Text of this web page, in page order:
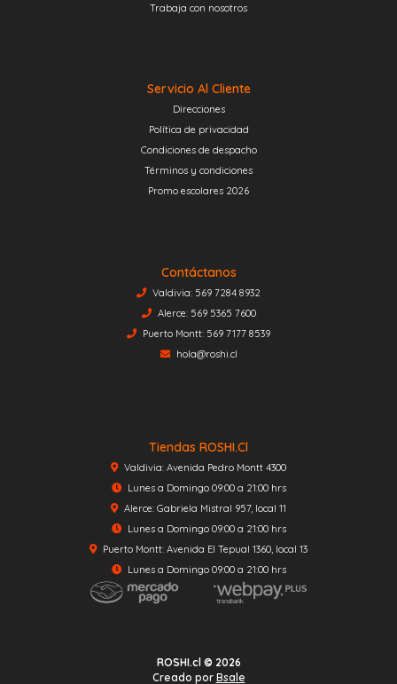
Trabaja con nosotros
Servicio Al Cliente
Direcciones
Política de privacidad
Condiciones de despacho
Términos y condiciones
Promo escolares 2026
Contáctanos
Valdivia: 569 7284 8932
Alerce: 569 5365 7600
Puerto Montt: 569 7177 8539
hola@roshi.cl
Tiendas ROSHI.cl
Valdivia: Avenida Pedro Montt 4300
Lunes a Domingo 09:00 a 21:00 hrs
Alerce: Gabriela Mistral 957, local 11
Lunes a Domingo 09:00 a 21:00 hrs
Puerto Montt: Avenida El Tepual 1360, local 13
Lunes a Domingo 09:00 a 21:00 hrs
ROSHI.cl © 2026
Creado por Bsale